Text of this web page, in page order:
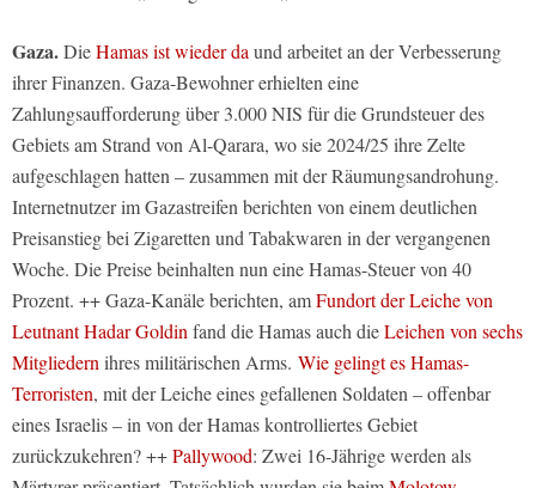
Gaza.DieHamas ist wieder daund arbeitet an der Verbesserung
ihrer Finanzen. Gaza-Bewohner erhielten eine
Zahlungsaufforderung über 3.000 NIS für die Grundsteuer des
Gebiets am Strand von Al-Qarara, wo sie 2024/25 ihre Zelte
aufgeschlagen hatten – zusammen mit der Räumungsandrohung.
Internetnutzer im Gazastreifen berichten von einem deutlichen
Preisanstieg bei Zigaretten und Tabakwaren in der vergangenen
Woche. Die Preise beinhalten nun eine Hamas-Steuer von 40
Prozent. ++ Gaza-Kanäle berichten, amFundort der Leiche von
Leutnant Hadar Goldinfand die Hamas auch dieLeichen von sechs
Mitgliedernihres militärischen Arms. Wie gelingt es Hamas-
Terroristen, mit der Leiche eines gefallenen Soldaten – offenbar
eines Israelis – in von der Hamas kontrolliertes Gebiet
zurückzukehren? ++Pallywood: Zwei 16-Jährige werden als